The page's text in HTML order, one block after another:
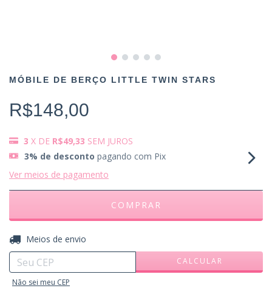
MÓBILE DE BERÇO LITTLE TWIN STARS
R$148,00
3 X DE R$49,33 SEM JUROS
3% de desconto pagando com Pix
Ver meios de pagamento
Entregas para o CEP:
Meios de envio
CALCULAR
Não sei meu CEP